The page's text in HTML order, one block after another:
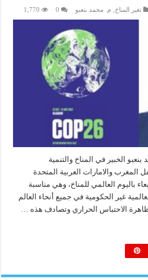
تغير المناخ م. محمد بنعبو 0
1,770
الخبير في المناخ والتنمية
09 ديسمبر 2021 احتفل المغرب والامارات العربية المتحدة
باليوم العالمي للمناخ، وهي مناسبة
غير الحكومية في جميع أنحاء العالم
الاحتباس الحراري وتصادف هذه …